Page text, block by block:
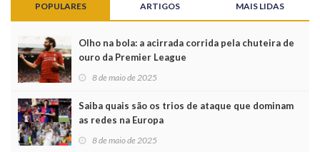
POPULARES ARTIGOS MAIS LIDAS
Olho na bola: a acirrada corrida pela chuteira de
ouro da Premier League
8 de maio de 2025
Saiba quais são os trios de ataque que dominam
as redes na Europa
8 de maio de 2025